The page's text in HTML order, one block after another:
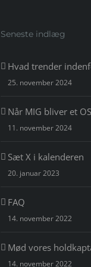
Seneste indlæg
Hvad trender
25. november 2024
Når MIG bliver et OS
11. november 2024
Sæt X i kalenderen
20. januar 2023
FAQ
14. november 2022
Mød vores
14. november 2022